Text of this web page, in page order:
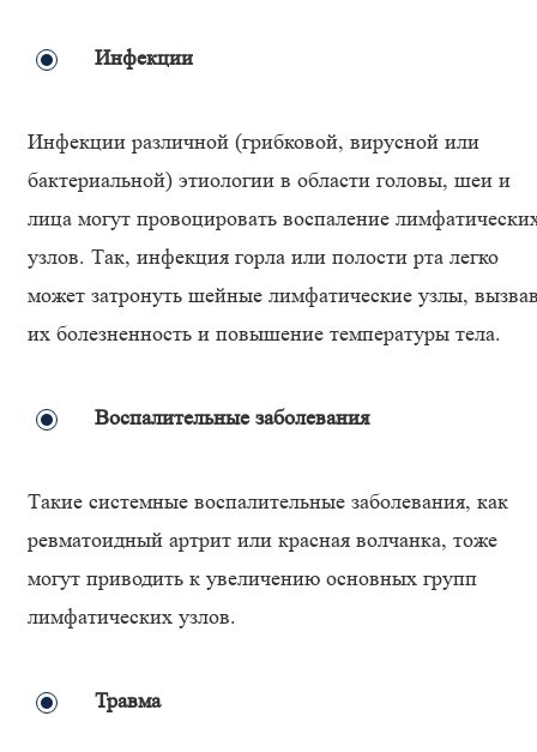
Инфекции
Инфекции различной (грибковой, вирусной или
бактериальной) этиологии в области головы, шеи и
лица могут провоцировать воспаление
узлов. Так, инфекция горла или полости рта легко
может затронуть шейные лимфатические узлы,
их болезненность и повышение температуры тела.
Воспалительные заболевания
Такие системные воспалительные заболевания, как
ревматоидный артрит или красная волчанка, тоже
могут приводить к увеличению основных групп
лимфатических узлов.
Травма